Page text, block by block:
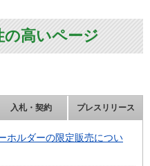
の高いページ
入札・契約 プレスリリース
ホルダーの限定販売につい